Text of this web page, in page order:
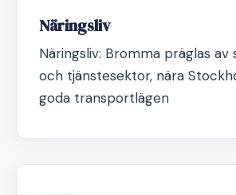
Näringsliv
Näringsliv: Bromma präglas
och tjänstesektor, nära
goda transportlägen